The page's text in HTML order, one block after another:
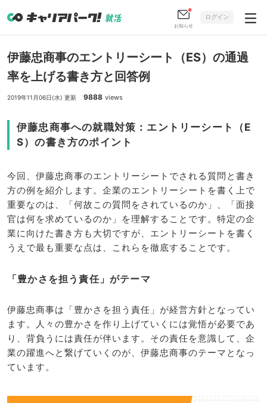
お知らせ
ログイン
伊藤忠商事のエントリーシート（ES）の通過
率を上げる書き方と回答例
2019年11月06日(水) 更新 9888 views
伊藤忠商事への就職対策：エントリーシート（E
S）の書き方のポイント
今回、伊藤忠商事のエントリーシートでされる質問と書き
方の例を紹介します。企業のエントリーシートを書く上で
重要なのは、「何故この質問をされているのか」、「面接
官は何を求めているのか」を理解することです。特定の企
業に向けた書き方も大切ですが、エントリーシートを書く
うえで最も重要な点は、これらを徹底することです。
「豊かさを担う責任」がテーマ
伊藤忠商事は「豊かさを担う責任」が経営方針となってい
ます。人々の豊かさを作り上げていくには覚悟が必要であ
り、背負うには責任が伴います。その責任を意識して、企
業の躍進へと繋げていくのが、伊藤忠商事のテーマとなっ
ています。